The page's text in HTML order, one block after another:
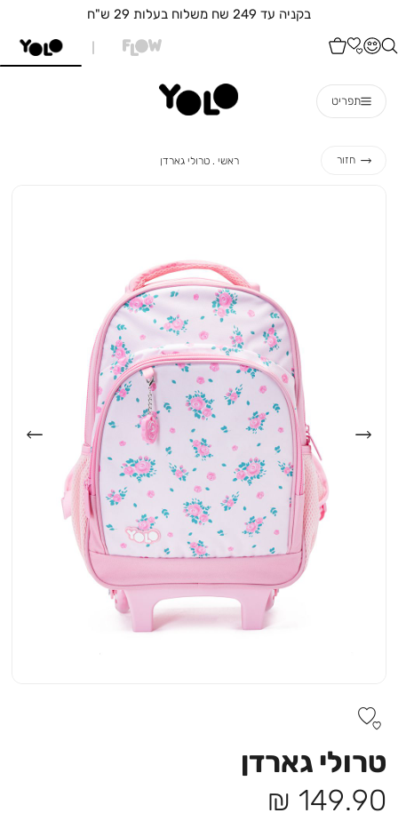
בקניה עד 249 שח משלוח בעלות 29 ש"ח
תפריט
חזור ראשי ראשי
טרולי גארדן
טרולי גארדן
מחיר
149.90 ₪